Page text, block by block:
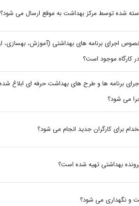
شده توسط مرکز بهداشت به موقع ارسال می شود؟
اجرای برنامه های بهداشتی (آموزش، بهسازی،
کارگاه موجود است؟
اجرای برنامه ها و طرح های بهداشت حرفه ای ابلاغ
می شود؟
برای کارگران جدید انجام می شود؟
پرونده بهداشتی تهیه شده است؟
و نگهداری می شود؟